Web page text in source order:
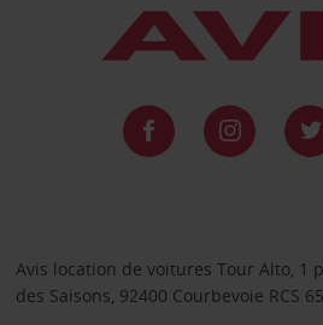
Avis location de voitures Tour Alto, 1
des Saisons, 92400 Courbevoie RCS